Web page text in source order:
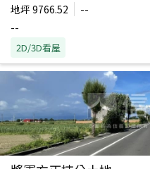
地坪 9766.52
--
--
2D/3D看屋